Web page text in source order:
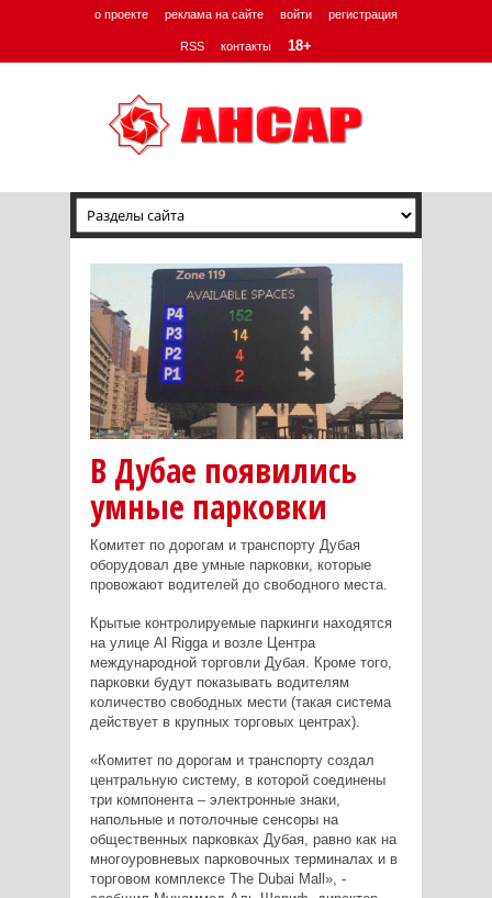
о проекте реклама на сайте войти регистрация
RSS контакты 18+
В Дубае появились
умные парковки
Комитет по дорогам и транспорту Дубая
оборудовал две умные парковки, которые
провожают водителей до свободного места.
Крытые контролируемые паркинги находятся
на улице Al Rigga и возле Центра
международной торговли Дубая. Кроме того,
парковки будут показывать водителям
количество свободных мести (такая система
действует в крупных торговых центрах).
«Комитет по дорогам и транспорту создал
центральную систему, в которой соединены
три компонента – электронные знаки,
напольные и потолочные сенсоры на
общественных парковках Дубая, равно как на
многоуровневых парковочных терминалах и в
торговом комплексе The Dubai Mall», -